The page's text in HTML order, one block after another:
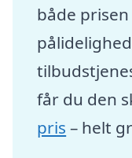
både
får du den
pris – helt